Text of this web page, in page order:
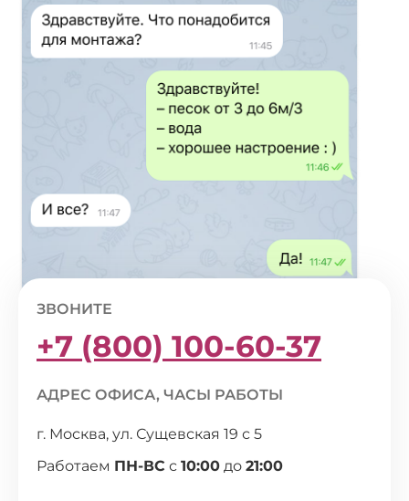
ЗВОНИТЕ
+7 (800) 100-60-37
АДРЕС ОФИСА, ЧАСЫ РАБОТЫ
г. Москва, ул. Сущевская 19 с 5
Работаем ПН-ВС с 10:00 до 21:00